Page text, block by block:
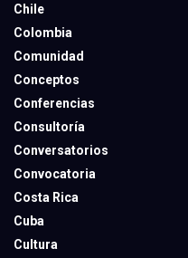
Chile
Colombia
Comunidad
Conceptos
Conferencias
Consultoría
Conversatorios
Convocatoria
Costa Rica
Cuba
Cultura